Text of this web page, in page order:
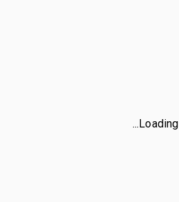
Loading...